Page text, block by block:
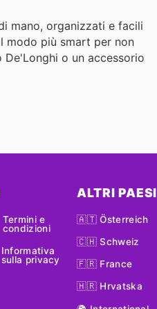
mano, organizzati e facili
modo più smart per non
o un accessorio
Termini e
condizioni
Informativa
sulla privacy
ALTRI PAESI
🇦🇹 Österreich
🇨🇭 Schweiz
🇫🇷 France
🇭🇷 Hrvatska